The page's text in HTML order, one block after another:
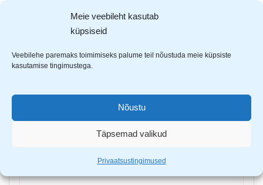
Meie veebileht kasutab
küpsiseid
Veebilehe paremaks toimimiseks palume teil nõustuda meie küpsiste
kasutamise tingimustega.
Nõustu
Täpsemad valikud
Privaatsustingimused
Upload up to 5 images or videos